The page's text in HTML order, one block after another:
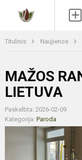
Titulinis Naujienos
MAŽOS
LIETUVA
Paskelbta: 2026-02-09
Kategorija: Paroda